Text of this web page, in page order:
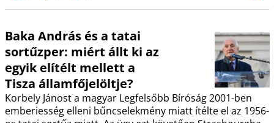
Baka András és a tatai
sortűzper: miért állt ki az
egyik elítélt mellett a
Tisza államfőjelöltje?
Korbely Jánost a magyar Legfelsőbb Bíróság 2001-ben
emberiesség elleni bűncselekmény miatt ítélte el az 1956-